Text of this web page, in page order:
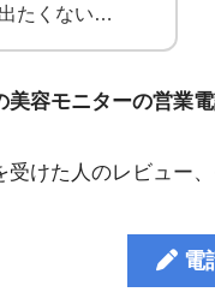
たくない…
容モニターの営業
けた人のレビュー
電